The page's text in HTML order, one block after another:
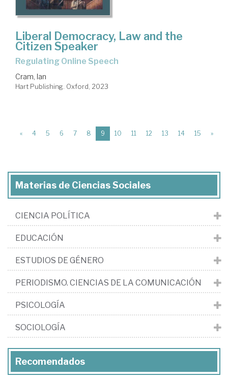
Liberal Democracy, Law and the
Citizen Speaker
Regulating Online Speech
Cram, Ian
Hart Publishing. Oxford, 2023
« 4 5 6 7 8 9 (current)
10 11 12 13 14 15 »
Materias de Ciencias Sociales
CIENCIA POLÍTICA
EDUCACIÓN
ESTUDIOS DE GÉNERO
PERIODISMO. CIENCIAS DE LA COMUNICACIÓN
PSICOLOGÍA
SOCIOLOGÍA
Recomendados